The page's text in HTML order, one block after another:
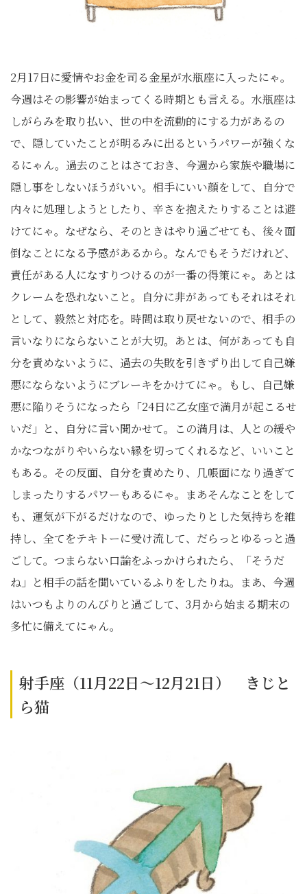
2月17日に愛情やお金を司る金星が水瓶座に入ったにゃ。
今週はその影響が始まってくる時期とも言える。水瓶座は
しがらみを取り払い、世の中を流動的にする力があるの
で、隠していたことが明るみに出るというパワーが強くな
るにゃん。過去のことはさておき、今週から家族や職場に
隠し事をしないほうがいい。相手にいい顔をして、自分で
内々に処理しようとしたり、辛さを抱えたりすることは避
けてにゃ。なぜなら、そのときはやり過ごせても、後々面
倒なことになる予感があるから。なんでもそうだけれど、
責任がある人になすりつけるのが一番の得策にゃ。あとは
クレームを恐れないこと。自分に非があってもそれはそれ
として、毅然と対応を。時間は取り戻せないので、相手の
言いなりにならないことが大切。あとは、何があっても自
分を責めないように、過去の失敗を引きずり出して自己嫌
悪にならないようにブレーキをかけてにゃ。もし、自己嫌
悪に陥りそうになったら「24日に乙女座で満月が起こるせ
いだ」と、自分に言い聞かせて。この満月は、人との緩や
かなつながりやいらない縁を切ってくれるなど、いいこと
もある。その反面、自分を責めたり、几帳面になり過ぎて
しまったりするパワーもあるにゃ。まあそんなことをして
も、運気が下がるだけなので、ゆったりとした気持ちを維
持し、全てをテキトーに受け流して、だらっとゆるっと過
ごして。つまらない口論をふっかけられたら、「そうだ
ね」と相手の話を聞いているふりをしたりね。まあ、今週
はいつもよりのんびりと過ごして、3月から始まる期末の
多忙に備えてにゃん。
射手座（11月22日～12月21日） きじと
ら猫